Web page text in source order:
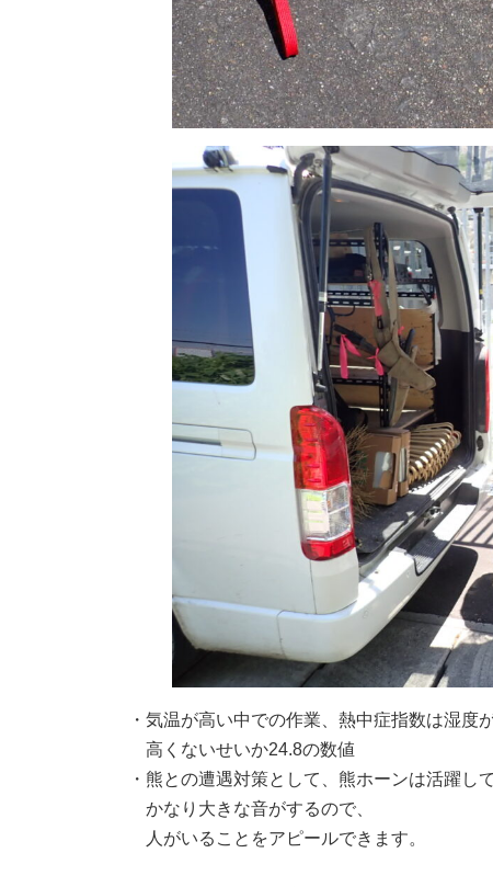
・気温が高い中での作業、熱中症指数は湿度
高くないせいか24.8の数値
・熊との遭遇対策として、熊ホーンは活躍し
かなり大きな音がするので、
人がいることをアピールできます。